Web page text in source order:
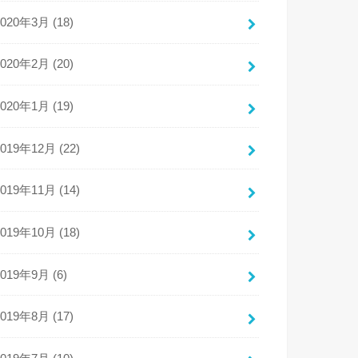
年3月 (18)
年2月 (20)
年1月 (19)
年12月 (22)
年11月 (14)
年10月 (18)
年9月 (6)
年8月 (17)